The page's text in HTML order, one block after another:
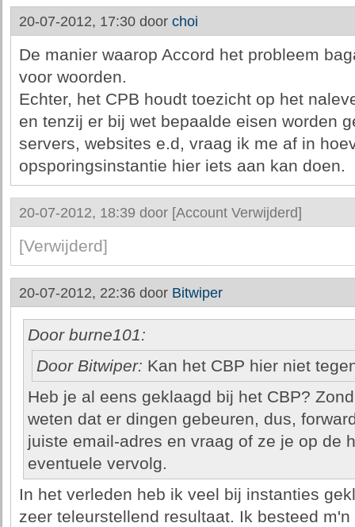
20-07-2012, 17:30 door choi
De manier waarop Accord het probleem
voor woorden.
Echter, het CPB houdt toezicht op het
en tenzij er bij wet bepaalde eisen worden
servers, websites e.d, vraag ik me af in
opsporingsinstantie hier iets aan kan doen.
20-07-2012, 18:39 door [Account Verwijderd]
[Verwijderd]
20-07-2012, 22:36 door Bitwiper
Door burne101:
Door Bitwiper: Kan het CBP hier niet
Heb je al eens geklaagd bij het CBP?
weten dat er dingen gebeuren, dus,
juiste email-adres en vraag of ze je op de
eventuele vervolg.
In het verleden heb ik veel bij instanties
zeer teleurstellend resultaat. Ik besteed